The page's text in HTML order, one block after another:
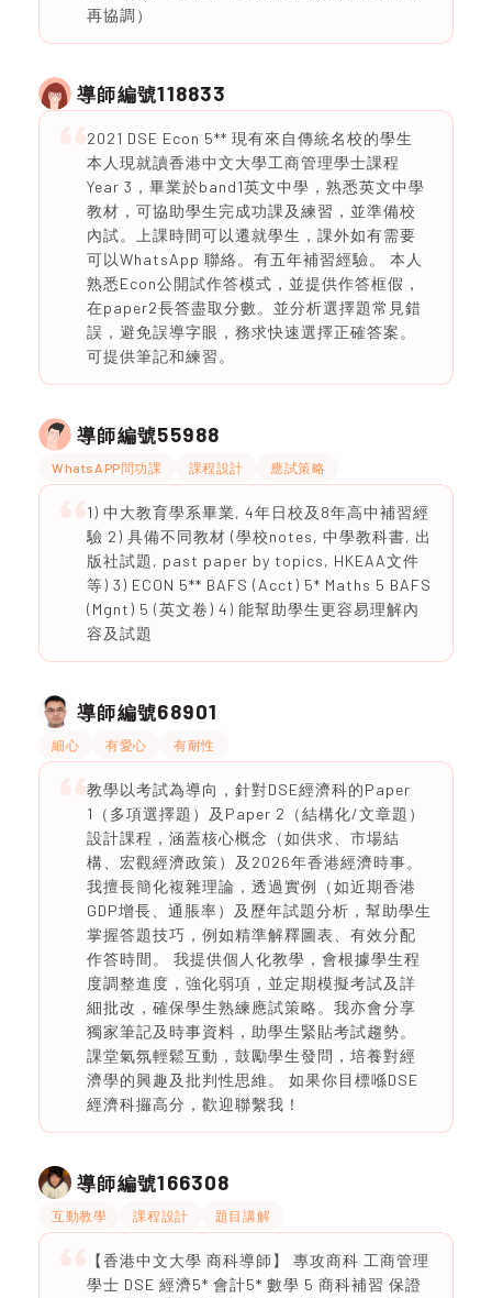
再協調）
導師編號118833
2021 DSE Econ 5** 現有來自傳統名校的學生
本人現就讀香港中文大學工商管理學士課程
Year 3，畢業於band1英文中學，熟悉英文中學
教材，可協助學生完成功課及練習，並準備校
內試。上課時間可以遷就學生，課外如有需要
可以WhatsApp 聯絡。有五年補習經驗。 本人
熟悉Econ公開試作答模式，並提供作答框假，
在paper2長答盡取分數。並分析選擇題常見錯
誤，避免誤導字眼，務求快速選擇正確答案。
可提供筆記和練習。
導師編號55988
WhatsAPP問功課 課程設計 應試策略
1) 中大教育學系畢業, 4年日校及8年高中補習經
驗 2) 具備不同教材 (學校notes, 中學教科書, 出
版社試題, past paper by topics, HKEAA文件
等) 3) ECON 5** BAFS (Acct) 5* Maths 5 BAFS
(Mgnt) 5 (英文卷) 4) 能幫助學生更容易理解內
容及試題
導師編號68901
細心 有愛心 有耐性
教學以考試為導向，針對DSE經濟科的Paper
1（多項選擇題）及Paper 2（結構化/文章題）
設計課程，涵蓋核心概念（如供求、市場結
構、宏觀經濟政策）及2026年香港經濟時事。
我擅長簡化複雜理論，透過實例（如近期香港
GDP增長、通脹率）及歷年試題分析，幫助學生
掌握答題技巧，例如精準解釋圖表、有效分配
作答時間。 我提供個人化教學，會根據學生程
度調整進度，強化弱項，並定期模擬考試及詳
細批改，確保學生熟練應試策略。我亦會分享
獨家筆記及時事資料，助學生緊貼考試趨勢。
課堂氣氛輕鬆互動，鼓勵學生發問，培養對經
濟學的興趣及批判性思維。 如果你目標喺DSE
經濟科攞高分，歡迎聯繫我！
導師編號166308
互動教學 課程設計 題目講解
【香港中文大學 商科導師】 專攻商科 工商管理
學士 DSE 經濟5* 會計5* 數學 5 商科補習 保證